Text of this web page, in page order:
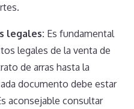
legales: Es fundamental
legales de la venta de
de arras hasta la
documento debe estar
aconsejable consultar